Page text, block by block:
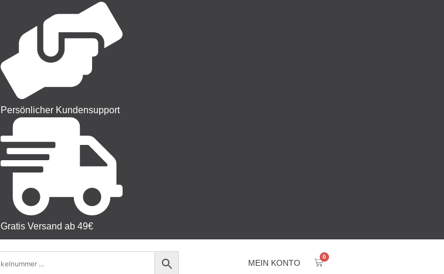
Persönlicher Kundensupport
Gratis Versand ab 49€
MEIN KONTO
0